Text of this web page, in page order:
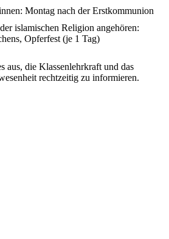
Montag nach der Erstkommunion
islamischen Religion angehören:
Opferfest (je 1 Tag)
aus, die Klassenlehrkraft und das
rechtzeitig zu informieren.